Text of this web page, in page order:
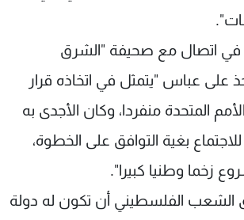
اتصال مع صحيفة "الشرق
على عباس "يتمثل في اتخاذه قرار
المتحدة منفردا، وكان الأجدى به
بغية التوافق على الخطوة،
زخما وطنيا كبيرا".
الشعب الفلسطيني أن تكون له دولة